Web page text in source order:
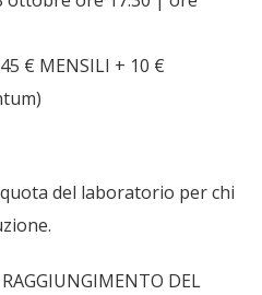
€ MENSILI + 10 €
del laboratorio per chi
DEL